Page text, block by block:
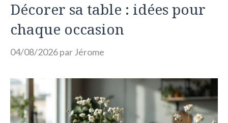
Décorer sa table : idées pour
chaque occasion
04/08/2026parJérome